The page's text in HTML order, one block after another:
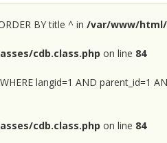
BY title ^ in /var/www/html/
cdb.class.php on line 84
langid=1 AND parent_id=1
cdb.class.php on line 84